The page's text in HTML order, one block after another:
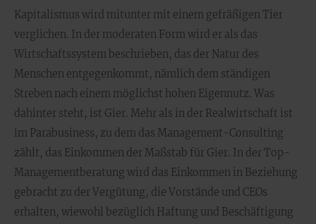
Kapitalismus wird mitunter mit einem gefräßigen Tier
verglichen. In der moderaten Form wird er als das
Wirtschaftssystem beschrieben, das der Natur des
Menschen entgegenkommt, nämlich dem ständigen
Streben nach einem möglichst hohen Eigennutz. Was
dahinter steht, ist Gier. Mehr als in der Realwirtschaft ist
im Parabusiness, zu dem das Management-Consulting
zählt, das Einkommen der Maßstab für Gier. In der Top-
Managementberatung wird das Einkommen in Beziehung
gebracht zu der Vergütung, die Vorstände und CEOs
erhalten, wiewohl bezüglich Haftung und Beschäftigung